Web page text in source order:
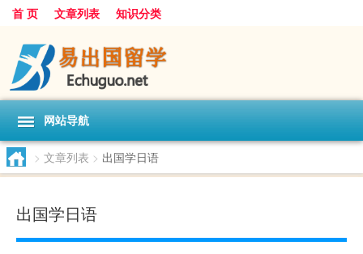
首 页 文章列表 知识分类
网站导航
> 文章列表 > 出国学日语
出国学日语